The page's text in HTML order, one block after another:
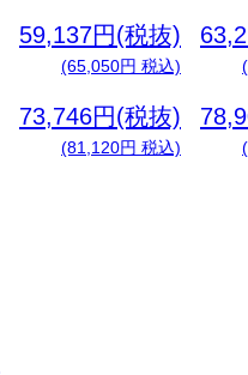
59,137円(税抜)
(65,050円 税込)
73,746円(税抜)
(81,120円 税込)